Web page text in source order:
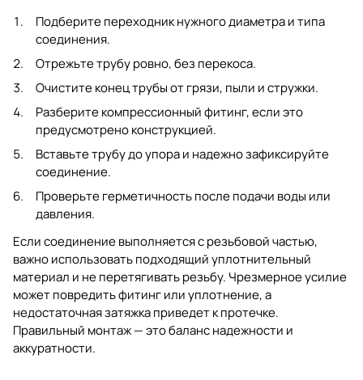
Подберите переходник нужного диаметра и типа
соединения.
Отрежьте трубу ровно, без перекоса.
Очистите конец трубы от грязи, пыли и стружки.
Разберите компрессионный фитинг, если это
предусмотрено конструкцией.
Вставьте трубу до упора и надежно зафиксируйте
соединение.
Проверьте герметичность после подачи воды или
давления.
Если соединение выполняется с резьбовой частью,
важно использовать подходящий уплотнительный
материал и не перетягивать резьбу. Чрезмерное усилие
может повредить фитинг или уплотнение, а
недостаточная затяжка приведет к протечке.
Правильный монтаж — это баланс надежности и
аккуратности.